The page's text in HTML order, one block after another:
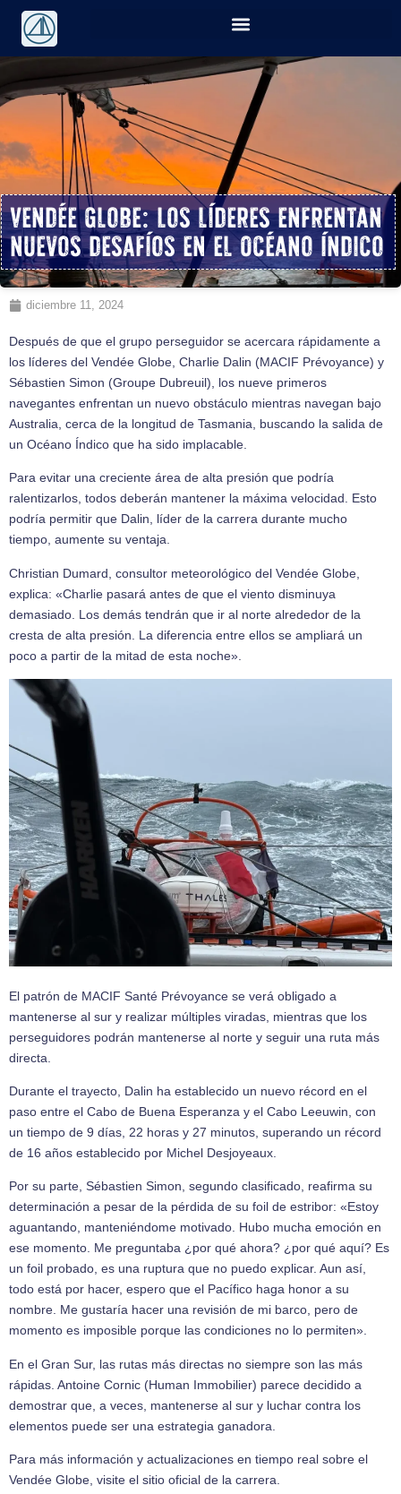
Vendée Globe: Los líderes enfrentan
nuevos desafíos en el Océano Índico
diciembre 11, 2024
Después de que el grupo perseguidor se acercara rápidamente a
los líderes del Vendée Globe, Charlie Dalin (MACIF Prévoyance) y
Sébastien Simon (Groupe Dubreuil), los nueve primeros
navegantes enfrentan un nuevo obstáculo mientras navegan bajo
Australia, cerca de la longitud de Tasmania, buscando la salida de
un Océano Índico que ha sido implacable.
Para evitar una creciente área de alta presión que podría
ralentizarlos, todos deberán mantener la máxima velocidad. Esto
podría permitir que Dalin, líder de la carrera durante mucho
tiempo, aumente su ventaja.
Christian Dumard, consultor meteorológico del Vendée Globe,
explica: «Charlie pasará antes de que el viento disminuya
demasiado. Los demás tendrán que ir al norte alrededor de la
cresta de alta presión. La diferencia entre ellos se ampliará un
poco a partir de la mitad de esta noche».
El patrón de MACIF Santé Prévoyance se verá obligado a
mantenerse al sur y realizar múltiples viradas, mientras que los
perseguidores podrán mantenerse al norte y seguir una ruta más
directa.
Durante el trayecto, Dalin ha establecido un nuevo récord en el
paso entre el Cabo de Buena Esperanza y el Cabo Leeuwin, con
un tiempo de 9 días, 22 horas y 27 minutos, superando un récord
de 16 años establecido por Michel Desjoyeaux.
Por su parte, Sébastien Simon, segundo clasificado, reafirma su
determinación a pesar de la pérdida de su foil de estribor: «Estoy
aguantando, manteniéndome motivado. Hubo mucha emoción en
ese momento. Me preguntaba ¿por qué ahora? ¿por qué aquí? Es
un foil probado, es una ruptura que no puedo explicar. Aun así,
todo está por hacer, espero que el Pacífico haga honor a su
nombre. Me gustaría hacer una revisión de mi barco, pero de
momento es imposible porque las condiciones no lo permiten».
En el Gran Sur, las rutas más directas no siempre son las más
rápidas. Antoine Cornic (Human Immobilier) parece decidido a
demostrar que, a veces, mantenerse al sur y luchar contra los
elementos puede ser una estrategia ganadora.
Para más información y actualizaciones en tiempo real sobre el
Vendée Globe, visite el sitio oficial de la carrera.